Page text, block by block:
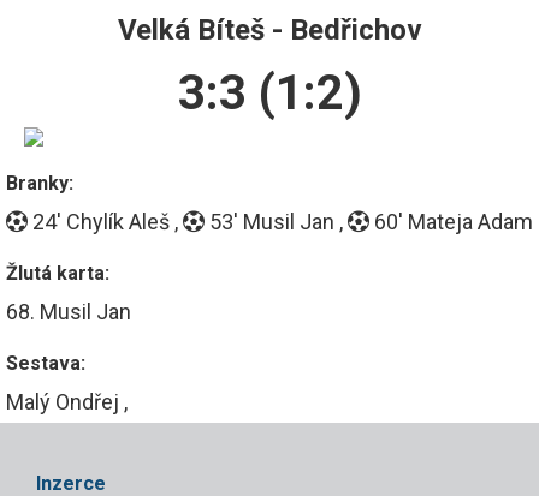
Velká Bíteš - Bedřichov
3:3 (1:2)
Branky:
24' Chylík Aleš , 53' Musil Jan , 60' Mateja Adam
Žlutá karta:
68. Musil Jan
Sestava:
Malý Ondřej ,
Inzerce